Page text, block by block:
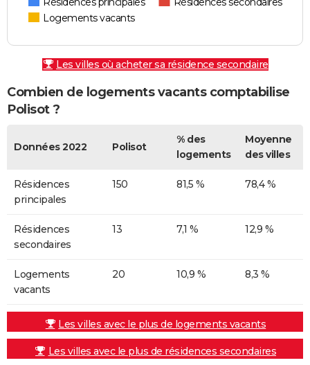
Logements vacants
Les villes où acheter sa résidence secondaire
Combien de logements vacants comptabilise
Polisot ?
Données 2022 Polisot
% des
logements
Moyenne
des villes
Résidences
principales
150 81,5 % 78,4 %
Résidences
secondaires
13 7,1 % 12,9 %
Logements
vacants
20 10,9 % 8,3 %
Les villes avec le plus de logements vacants
Les villes avec le plus de résidences secondaires